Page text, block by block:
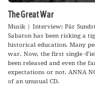
The Great War
Musik | Interview: Pär
Sabaton has been risking a
historical education. Many
war. Now, the first single
been released and even the
expectations or not. ANNA
of an unusual CD.